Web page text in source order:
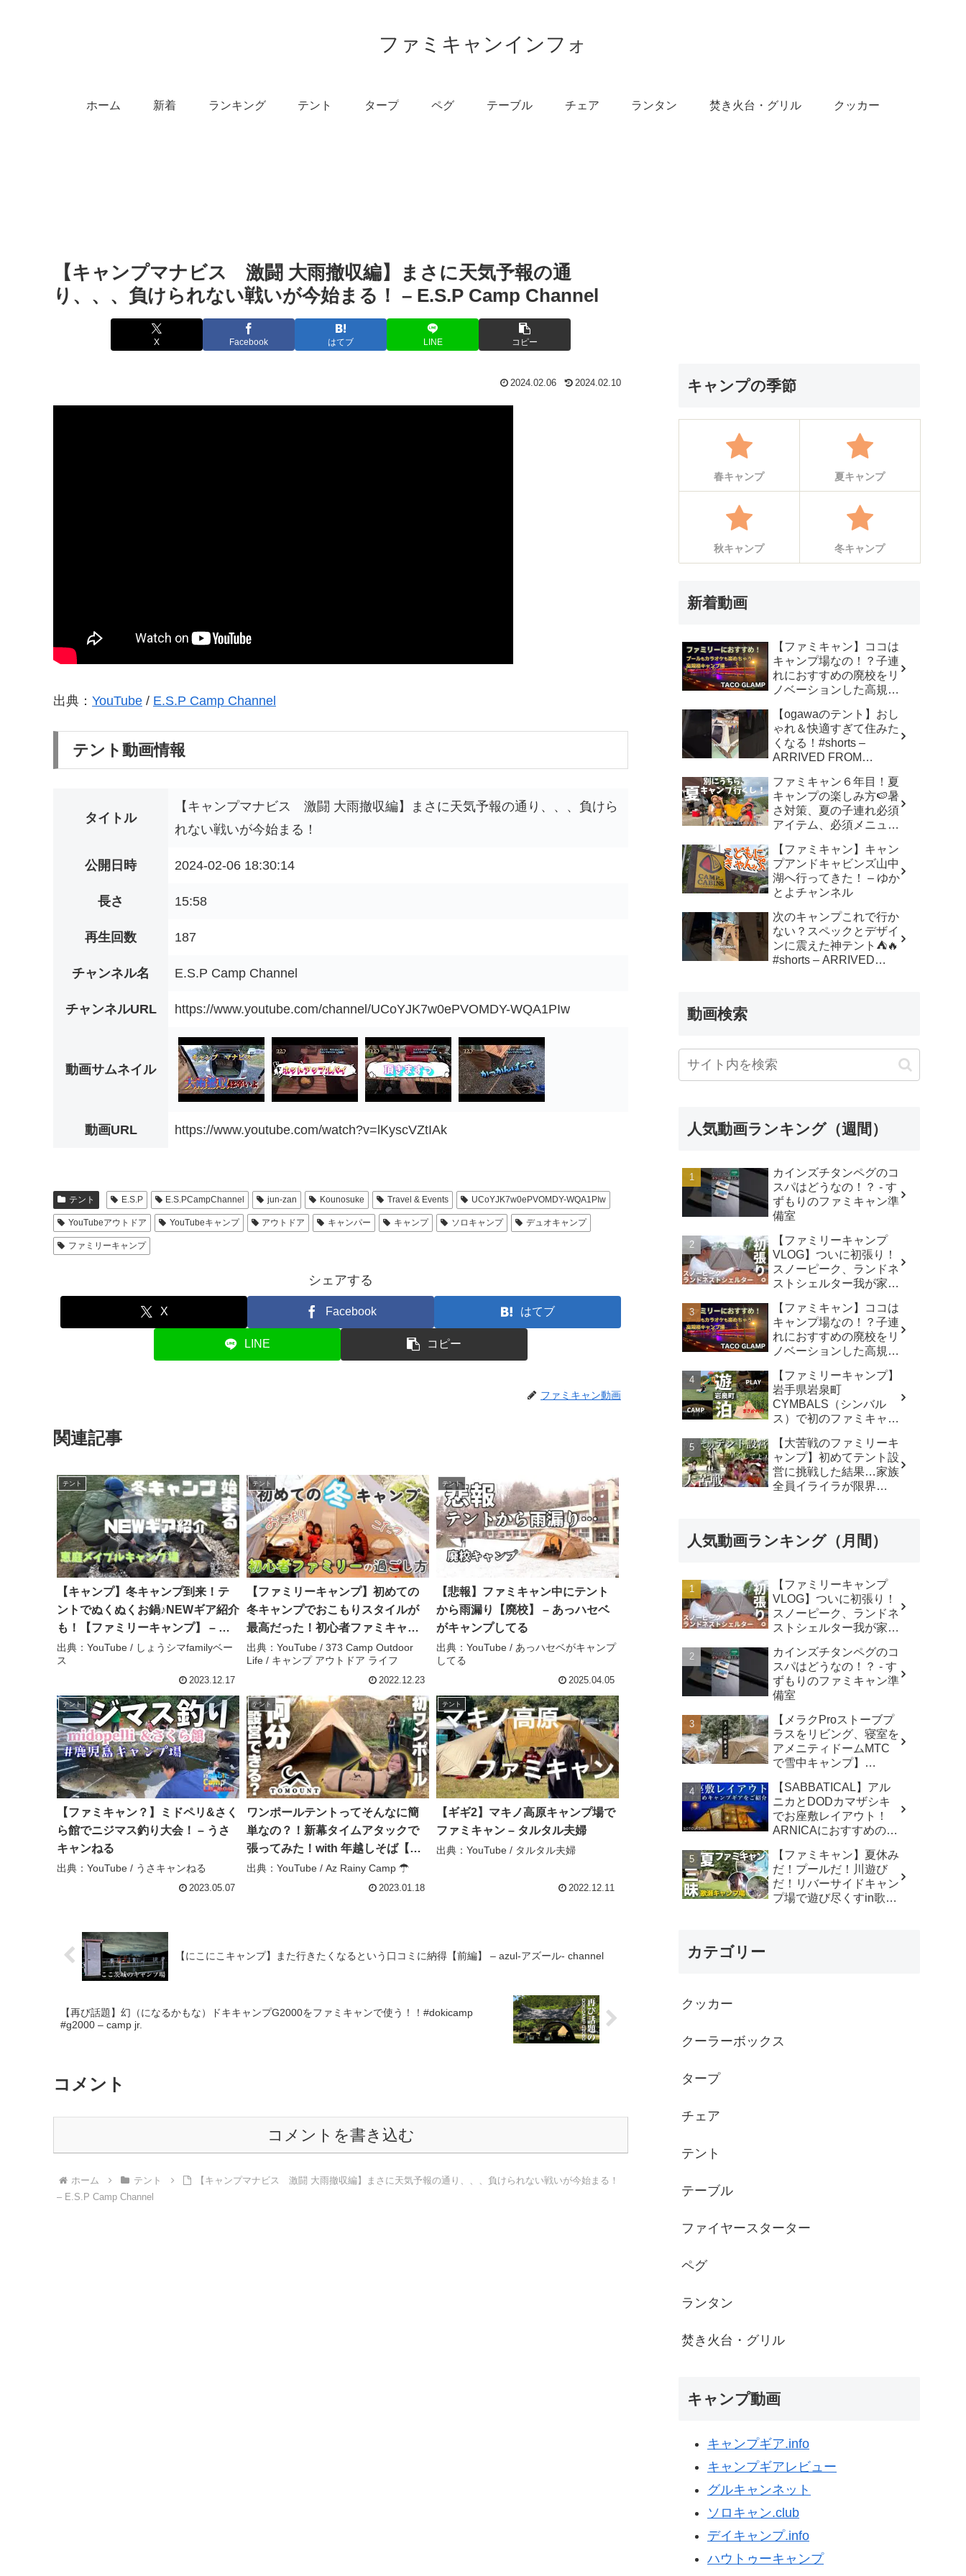
ファミキャンインフォ
ホーム 新着 ランキング テント タープ ペグ テーブル チェア ランタン 焚き火台・グリル クッカー
【キャンプマナビス 激闘 大雨撤収編】まさに天気予報の通
り、、、負けられない戦いが今始まる！ – E.S.P Camp Channel
X Facebook はてブ LINE コピー
2024.02.06 2024.02.10
出典： YouTube / E.S.P Camp Channel
テント動画情報
タイトル
【キャンプマナビス 激闘 大雨撤収編】まさに天気予報の通り、、、負けら
れない戦いが今始まる！
公開日時 2024-02-06 18:30:14
長さ 15:58
再生回数 187
チャンネル名 E.S.P Camp Channel
チャンネルURL https://www.youtube.com/channel/UCoYJK7w0ePVOMDY-WQA1PIw
動画サムネイル
動画URL https://www.youtube.com/watch?v=lKyscVZtIAk
テント E.S.P E.S.PCampChannel jun-zan Kounosuke Travel & Events UCoYJK7w0ePVOMDY-WQA1PIw
YouTubeアウトドア YouTubeキャンプ アウトドア キャンパー キャンプ ソロキャンプ デュオキャンプ
ファミリーキャンプ
シェアする
X Facebook はてブ
LINE コピー
ファミキャン動画
関連記事
テント
【キャンプ】冬キャンプ到来！テ
ントでぬくぬくお鍋♪NEWギア紹介
も！【ファミリーキャンプ】 – し
ょうシマfamilyベース
出典：YouTube / しょうシマfamilyベー
ス
2023.12.17
テント
【ファミリーキャンプ】初めての
冬キャンプでおこもりスタイルが
最高だった！初心者ファミキャン
でもこたつでぬくぬく＠グランヴ
ィラ大子in茨城県【スモア ベロ
400(S’more bello400)】 – 373
Camp Outdoor Life / キャンプ ア
ウトドア ライフ
出典：YouTube / 373 Camp Outdoor
Life / キャンプ アウトドア ライフ
2022.12.23
テント
【悲報】ファミキャン中にテント
から雨漏り【廃校】 – あっハセベ
がキャンプしてる
出典：YouTube / あっハセベがキャンプ
してる
2025.04.05
テント
【ファミキャン？】ミドペリ&さく
ら館でニジマス釣り大会！ – うさ
キャンねる
出典：YouTube / うさキャンねる
2023.05.07
テント
ワンポールテントってそんなに簡
単なの？！新幕タイムアタックで
張ってみた！with 年越しそば【ソ
ロキャン】【キャンプ】【キャン
プ女子】 – Az Rainy Camp ☂
出典：YouTube / Az Rainy Camp ☂
2023.01.18
テント
【ギギ2】マキノ高原キャンプ場で
ファミキャン – タルタル夫婦
出典：YouTube / タルタル夫婦
2022.12.11
【にこにこキャンプ】また行きたくなるという口コミに納得【前編】 – azul-アズール- channel
【再び話題】幻（になるかもな）ドキキャンプG2000をファミキャンで使う！！#dokicamp
#g2000 – camp jr.
コメント
コメントを書き込む
ホーム テント
【キャンプマナビス 激闘 大雨撤収編】まさに天気予報の通り、、、負けられない戦いが今始まる！
– E.S.P Camp Channel
キャンプの季節
春キャンプ 夏キャンプ
秋キャンプ 冬キャンプ
新着動画
【ファミキャン】ココは
キャンプ場なの！？子連
れにおすすめの廃校をリ
ノベーションした高規格
す！ – ちいさおきゃんぷ
【ogawaのテント】おし
ゃれ＆快適すぎて住みた
くなる！#shorts –
ARRIVED FROM
ファミキャン６年目！夏
キャンプの楽しみ方🍉暑
さ対策、夏の子連れ必須
アイテム、必須メニュー
楽しい〜 – こずちゃんネ
ル。
【ファミキャン】キャン
プアンドキャビンズ山中
湖へ行ってきた！ – ゆか
とよチャンネル
次のキャンプこれで行か
ない？スペックとデザイ
ンに震えた神テント⛺️🔥
#shorts – ARRIVED
動画検索
人気動画ランキング（週間）
カインズチタンペグのコ
スパはどうなの！？ - す
ずもりのファミキャン準
備室
【ファミリーキャンプ
VLOG】ついに初張り！
スノーピーク、ランドネ
ストシェルター我が家で
アビルキャンプリゾート
那須／LUMIX S5IIX - パ
パハキット アウトドア
VLOG
【ファミキャン】ココは
キャンプ場なの！？子連
れにおすすめの廃校をリ
ノベーションした高規格
す！ - ちいさおきゃんぷ
【ファミリーキャンプ】
岩手県岩泉町
CYMBALS（シンバル
ス）で初のファミキャ
まさかの穴。 -
KIMIDORI
【大苦戦のファミリーキ
ャンプ】初めてテント設
営に挑戦した結果…家族
全員イライラが限界
人気動画ランキング（月間）
【ファミリーキャンプ
VLOG】ついに初張り！
スノーピーク、ランドネ
ストシェルター我が家で
アビルキャンプリゾート
那須／LUMIX S5IIX - パ
パハキット アウトドア
VLOG
カインズチタンペグのコ
スパはどうなの！？ - す
ずもりのファミキャン準
備室
【メラクProストーブプ
ラスをリビング、寝室を
アメニティドームMTC
で雪中キャンプ】
#snowpeak - 坊主キャン
パー@キンボウズ
【SABBATICAL】アル
ニカとDODカマザシキ
でお座敷レイアウト！
ARNICAにおすすめのキ
キャンプ - SOTOASOBI
【ファミキャン】夏休み
だ！プールだ！川遊び
だ！リバーサイドキャン
プ場で遊び尽くすin歌瀬
カテゴリー
クッカー
クーラーボックス
タープ
チェア
テント
テーブル
ファイヤースターター
ペグ
ランタン
焚き火台・グリル
キャンプ動画
キャンプギア.info
キャンプギアレビュー
グルキャンネット
ソロキャン.club
デイキャンプ.info
ハウトゥーキャンプ